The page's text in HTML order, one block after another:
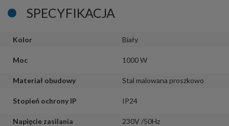
SPECYFIKACJA
Kolor Biały
Moc 1000 W
Materiał obudowy Stal malowana proszkowo
Stopień ochrony IP IP24
Napięcie zasilania 230V /50Hz